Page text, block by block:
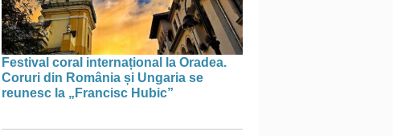
Festival coral internațional la Oradea.
Coruri din România și Ungaria se
reunesc la „Francisc Hubic”